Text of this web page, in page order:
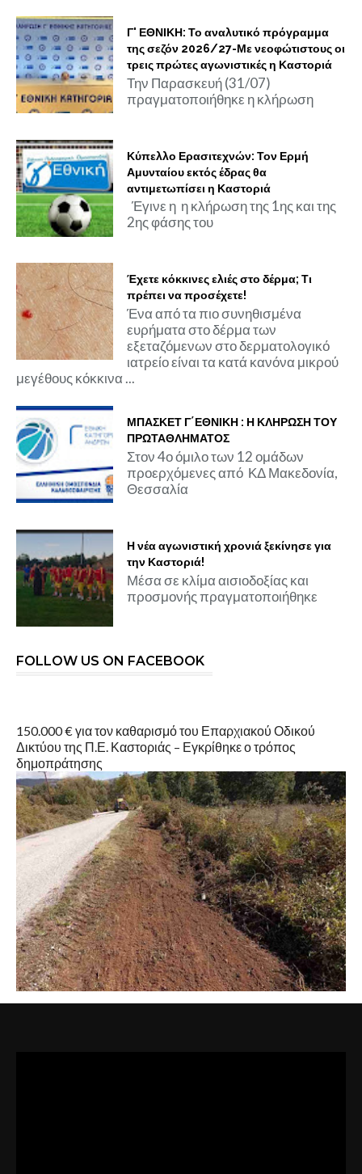
Γ' ΕΘΝΙΚΗ: Το αναλυτικό πρόγραμμα
της σεζόν 2026/27-Με νεοφώτιστους οι
τρεις πρώτες αγωνιστικές η Καστοριά
Την Παρασκευή (31/07)
πραγματοποιήθηκε η κλήρωση
Κύπελλο Ερασιτεχνών: Τον Ερμή
Αμυνταίου εκτός έδρας θα
αντιμετωπίσει η Καστοριά
Έγινε η η κλήρωση της 1ης και της
2ης φάσης του
Έχετε κόκκινες ελιές στο δέρμα; Τι
πρέπει να προσέχετε!
Ένα από τα πιο συνηθισμένα
ευρήματα στο δέρμα των
εξεταζόμενων στο δερματολογικό
ιατρείο είναι τα κατά κανόνα μικρού
μεγέθους κόκκινα ...
ΜΠΑΣΚΕΤ Γ΄ΕΘΝΙΚΗ : Η ΚΛΗΡΩΣΗ ΤΟΥ
ΠΡΩΤΑΘΛΗΜΑΤΟΣ
Στον 4ο όμιλο των 12 ομάδων
προερχόμενες από ΚΔ Μακεδονία,
Θεσσαλία
Η νέα αγωνιστική χρονιά ξεκίνησε για
την Καστοριά!
Μέσα σε κλίμα αισιοδοξίας και
προσμονής πραγματοποιήθηκε
FOLLOW US ON FACEBOOK
150.000 € για τον καθαρισμό του Επαρχιακού Οδικού
Δικτύου της Π.Ε. Καστοριάς – Εγκρίθηκε ο τρόπος
δημοπράτησης